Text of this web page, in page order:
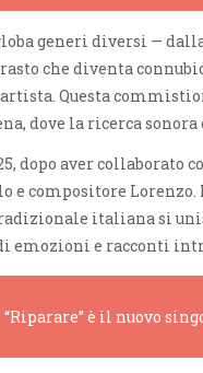
generi diversi —
che diventa
Questa
dove la ricerca
dopo aver collaborato
e compositore
italiana si
emozioni e racconti
“Riparare” è il nuovo